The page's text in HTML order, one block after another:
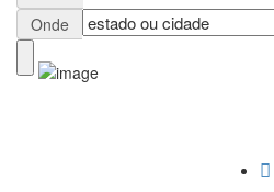
Onde